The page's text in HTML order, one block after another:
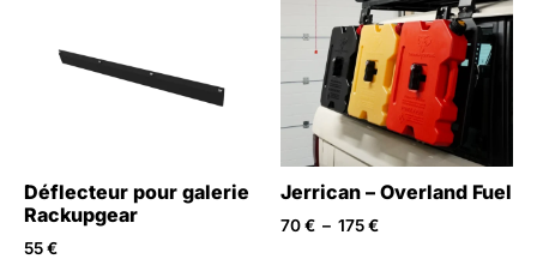
Déflecteur pour galerie
Rackupgear
55€
Jerrican – Overland Fuel
70€ – 175€